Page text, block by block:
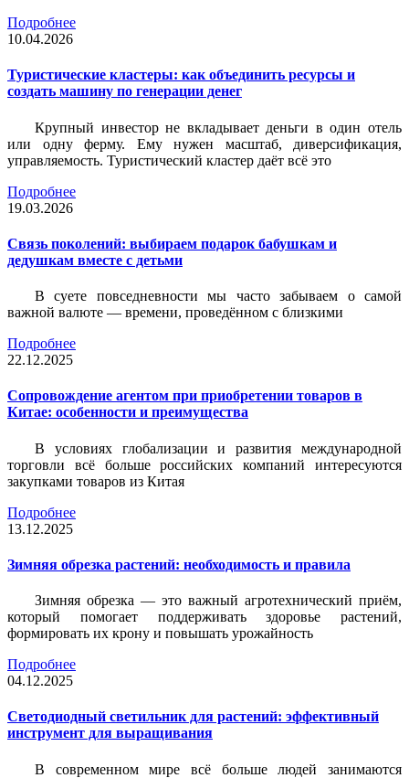
Подробнее
10.04.2026
Туристические кластеры: как объединить ресурсы и
создать машину по генерации денег
Крупный инвестор не вкладывает деньги в один отель
или одну ферму. Ему нужен масштаб, диверсификация,
управляемость. Туристический кластер даёт всё это
Подробнее
19.03.2026
Связь поколений: выбираем подарок бабушкам и
дедушкам вместе с детьми
В суете повседневности мы часто забываем о самой
важной валюте — времени, проведённом с близкими
Подробнее
22.12.2025
Сопровождение агентом при приобретении товаров в
Китае: особенности и преимущества
В условиях глобализации и развития международной
торговли всё больше российских компаний интересуются
закупками товаров из Китая
Подробнее
13.12.2025
Зимняя обрезка растений: необходимость и правила
Зимняя обрезка — это важный агротехнический приём,
который помогает поддерживать здоровье растений,
формировать их крону и повышать урожайность
Подробнее
04.12.2025
Светодиодный светильник для растений: эффективный
инструмент для выращивания
В современном мире всё больше людей занимаются